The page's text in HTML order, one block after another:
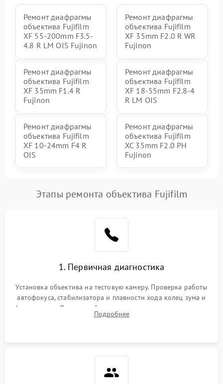
Ремонт диафрагмы
объектива Fujifilm
XF 55-200mm F3.5-
4.8 R LM OIS Fujinon
Ремонт диафрагмы
объектива Fujifilm
XF 35mm F2.0 R WR
Fujinon
Ремонт диафрагмы
объектива Fujifilm
XF 35mm F1.4 R
Fujinon
Ремонт диафрагмы
объектива Fujifilm
XF 18-55mm F2.8-4
R LM OIS
Ремонт диафрагмы
объектива Fujifilm
XF 10-24mm F4 R
OIS
Ремонт диафрагмы
объектива Fujifilm
XC 35mm F2.0 PH
Fujinon
Этапы ремонта объектива Fujifilm
1. Первичная диагностика
Установка объектива на тестовую камеру. Проверка работы
автофокуса, стабилизатора и плавности хода колец зума и
фокусировки. Визуальный осмотр линз на наличие царапин,
грибка, пыли и оценка состояния контактов байонета.
Подробнее